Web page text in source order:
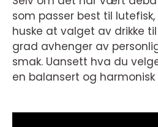
som passer best til
huske at valget av drikke
grad avhenger av
smak. Uansett hva du
en balansert og harmonisk